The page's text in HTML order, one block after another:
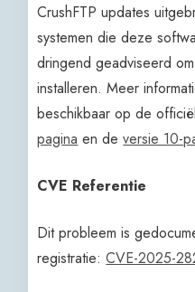
CrushFTP updates
systemen die deze
dringend geadviseerd
installeren. Meer
beschikbaar op de
pagina en deversie 10-
CVE Referentie
Dit probleem is
registratie:CVE-2025-